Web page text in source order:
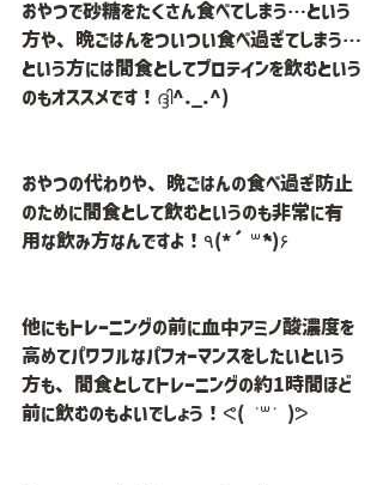
おやつで砂糖をたくさん食べてしまう…という
方や、晩ごはんをついつい食べ過ぎてしまう…
という方には間食としてプロテインを飲むという
のもオススメです！ദ്ദി^._.^)
おやつの代わりや、晩ごはんの食べ過ぎ防止
のために間食として飲むというのも非常に有
用な飲み方なんですよ！٩(*´꒳`*)۶
他にもトレーニングの前に血中アミノ酸濃度を
高めてパワフルなパフォーマンスをしたいという
方も、間食としてトレーニングの約1時間ほど
前に飲むのもよいでしょう！ᕙ( ˙꒳​˙ )ᕗ